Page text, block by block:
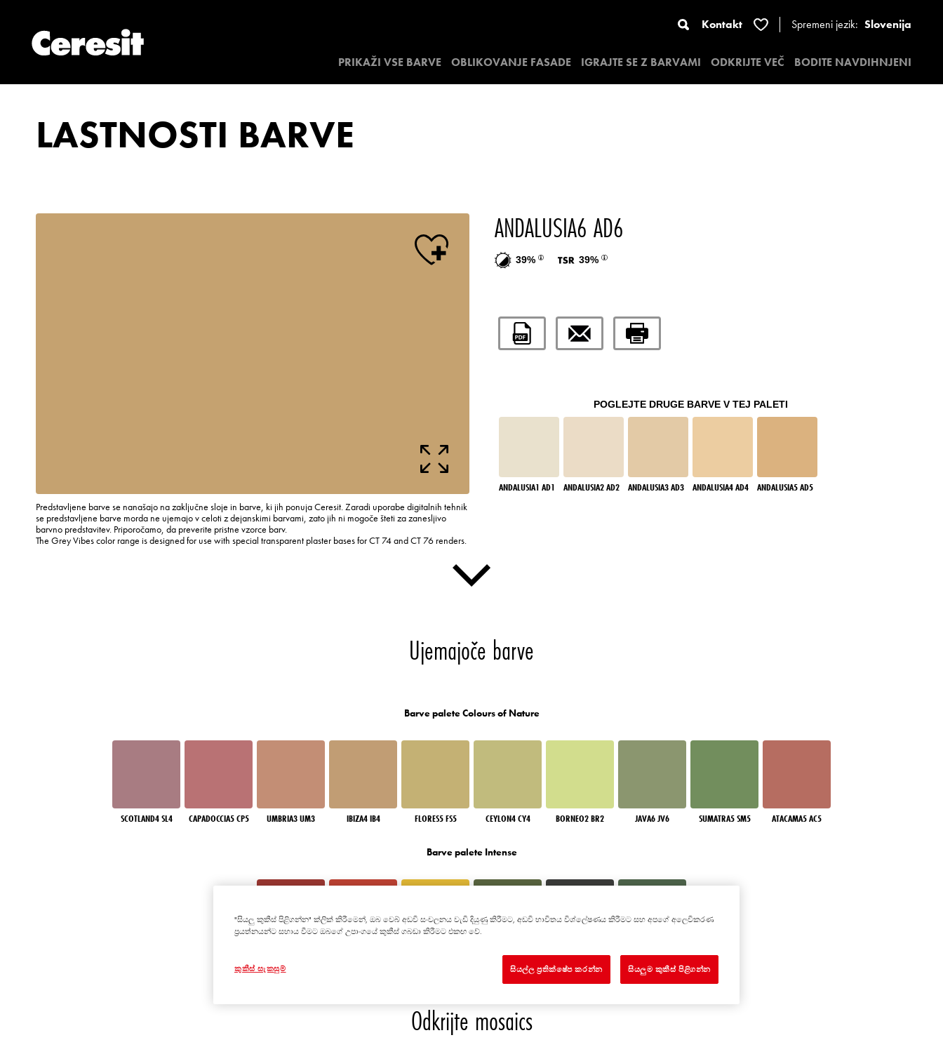
Kontakt Spremeni jezik: Slovenija
PRIKAŽI VSE BARVE OBLIKOVANJE FASADE IGRAJTE SE Z BARVAMI ODKRIJTE VEČ BODITE NAVDIHNJENI
LASTNOSTI BARVE
Predstavljene barve se nanašajo na zaključne sloje in barve, ki jih ponuja Ceresit. Zaradi uporabe digitalnih tehnik
se predstavljene barve morda ne ujemajo v celoti z dejanskimi barvami, zato jih ni mogoče šteti za zanesljivo
barvno predstavitev. Priporočamo, da preverite pristne vzorce barv.
The Grey Vibes color range is designed for use with special transparent plaster bases for CT 74 and CT 76 renders.
ANDALUSIA6 AD6
39% 39%
POGLEJTE DRUGE BARVE V TEJ PALETI
ANDALUSIA1 AD1 ANDALUSIA2 AD2 ANDALUSIA3 AD3 ANDALUSIA4 AD4 ANDALUSIA5 AD5
Ujemajoče barve
Barve palete Colours of Nature
SCOTLAND4 SL4 CAPADOCCIA5 CP5 UMBRIA3 UM3 IBIZA4 IB4 FLORES5 FS5 CEYLON4 CY4 BORNEO2 BR2 JAVA6 JV6 SUMATRA5 SM5 ATACAMA5 AC5
Barve palete Intense
EMERALD PARK DIAMOND EVENING EMERALD FIELD
Odkrijte mosaics
"සියලු කුකීස් පිළිගන්න" ක්ලික් කිරීමෙන්, ඔබ වෙබ් අඩවි සංචලනය වැඩි දියුණු කිරීමට, අඩවි භාවිතය විශ්ලේෂණය කිරීමට සහ අපගේ අලෙවිකරණ
ප්‍රයත්නයන්ට සහාය වීමට ඔබගේ උපාංගයේ කුකීස් ගබඩා කිරීමට එකඟ වේ.
කුකීස් සැකසුම් සියල්ල ප්‍රතික්ෂේප කරන්න සියලුම කුකීස් පිළිගන්න